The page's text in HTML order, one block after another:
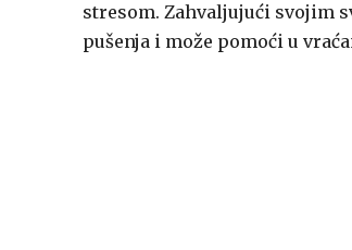
stresom. Zahvaljujući svojim
pušenja i može pomoći u